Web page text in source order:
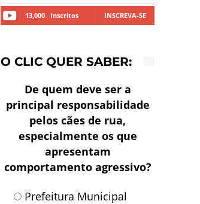
13,000 Inscritos INSCREVA-SE
O CLIC QUER SABER:
De quem deve ser a
principal responsabilidade
pelos cães de rua,
especialmente os que
apresentam
comportamento agressivo?
Prefeitura Municipal